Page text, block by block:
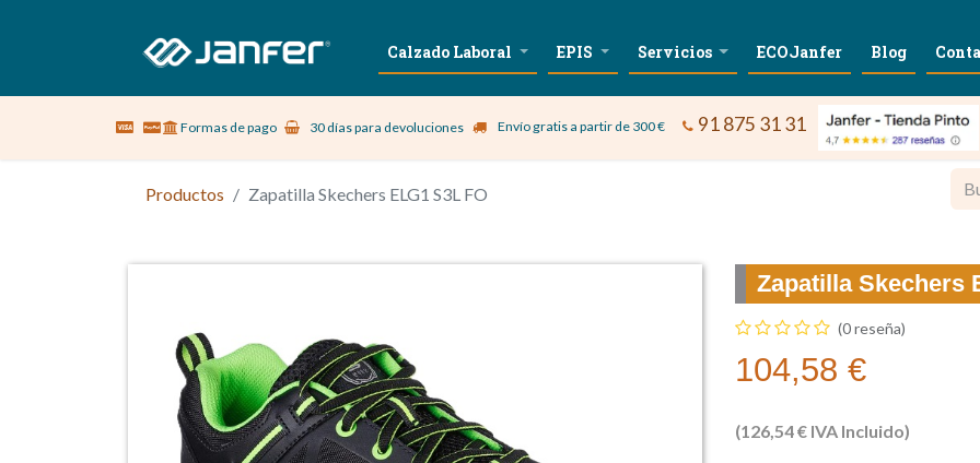
Sobre nosotros Vestuario Laboral Calzado Laboral EPIS Servicios ECOJanfer Blog
Formas de pago 30 días para devoluciones Envío gratis a partir de 300 € 91 875 31 31
Productos Zapatilla Skechers ELG1 S3L FO
Zapatilla Skechers
(0 reseña)
104,58 €
(126,54€ IVA Incluido)